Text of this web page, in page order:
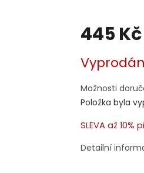
445 Kč
cena:
Možnosti
Položka byla
SLEVA až 10%
Detailní